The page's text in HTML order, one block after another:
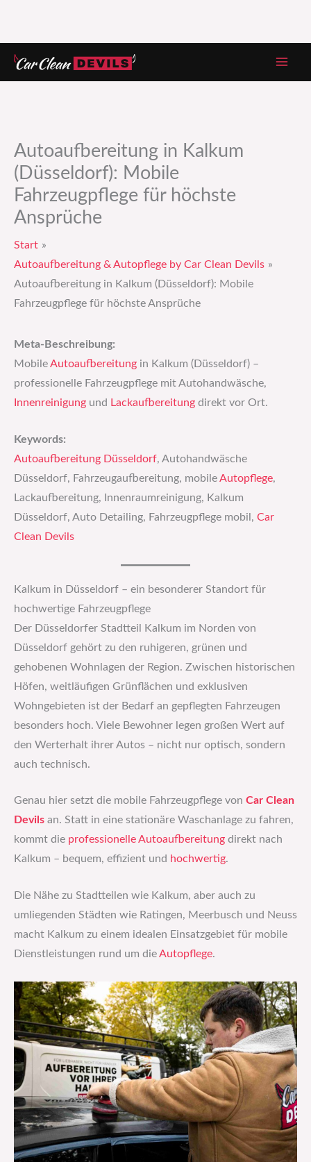
Zum
Inhalt
Autoaufbereitung in Kalkum
(Düsseldorf): Mobile
Fahrzeugpflege für höchste
Ansprüche
Start
Autoaufbereitung & Autopflege by Car Clean Devils
Autoaufbereitung in Kalkum (Düsseldorf): Mobile
Fahrzeugpflege für höchste Ansprüche
Meta-Beschreibung:
Mobile Autoaufbereitung in Kalkum (Düsseldorf) –
professionelle Fahrzeugpflege mit Autohandwäsche,
Innenreinigung und Lackaufbereitung direkt vor Ort.
Keywords:
Autoaufbereitung Düsseldorf, Autohandwäsche
Düsseldorf, Fahrzeugaufbereitung, mobile Autopflege,
Lackaufbereitung, Innenraumreinigung, Kalkum
Düsseldorf, Auto Detailing, Fahrzeugpflege mobil, Car
Clean Devils
Kalkum in Düsseldorf – ein besonderer Standort für
hochwertige Fahrzeugpflege
Der Düsseldorfer Stadtteil Kalkum im Norden von
Düsseldorf gehört zu den ruhigeren, grünen und
gehobenen Wohnlagen der Region. Zwischen historischen
Höfen, weitläufigen Grünflächen und exklusiven
Wohngebieten ist der Bedarf an gepflegten Fahrzeugen
besonders hoch. Viele Bewohner legen großen Wert auf
den Werterhalt ihrer Autos – nicht nur optisch, sondern
auch technisch.
Genau hier setzt die mobile Fahrzeugpflege von Car Clean
Devils an. Statt in eine stationäre Waschanlage zu fahren,
kommt die professionelle Autoaufbereitung direkt nach
Kalkum – bequem, effizient und hochwertig.
Die Nähe zu Stadtteilen wie Kalkum, aber auch zu
umliegenden Städten wie Ratingen, Meerbusch und Neuss
macht Kalkum zu einem idealen Einsatzgebiet für mobile
Dienstleistungen rund um die Autopflege.